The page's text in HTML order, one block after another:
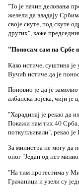
"То је начин деловања
желели да владају
своје скуте, под скуте
других", каже
"Поносам сам на Србе
Како истиче, суштина
Вучић истиче да је
Поновио је да је
албанска војска, чији
"Харадинај је рекао да
Покажи нам тих 40 Срба,
поткупљивали", рекао
За министра не могу да
оног "Један од пет
"На тим протестима у
Грачаници и узели су